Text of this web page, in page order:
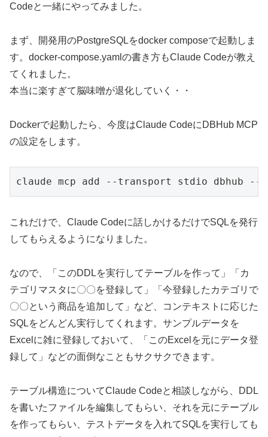
Codeと一緒にやってみました。
まず、開発用のPostgreSQLをdocker composeで起動しま
す。docker-compose.yamlの書き方もClaude Codeが教え
てくれました。
本当に楽すぎて脳味噌が退化していく・・
Dockerで起動したら、今度はClaude CodeにDBHub MCP
の設定をします。
これだけで、Claude Codeに話しかけるだけでSQLを発行
してもらえるようになりました。
なので、「このDDLを実行してテーブルを作って」「カ
テゴリマスタに〇〇を登録して」「今登録したカテゴリで
〇〇という商品を追加して」など、コンテキストに応じた
SQLをどんどん実行してくれます。サンプルデータを
Excelに雑に登録しておいて、「このExcelを元にデータ登
録して」などの面倒なこともサクサクできます。
テーブル構造についてClaude Codeと相談しながら、DDL
を書いたファイルを編集してもらい、それを元にテーブル
を作ってもらい、テストデータを入れてSQLを実行しても